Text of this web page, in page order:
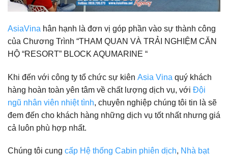
AsiaVina hân hạnh là đơn vị góp phần vào sự thành công
của Chương Trình “THAM QUAN VÀ TRẢI NGHIỆM CĂN
HỘ “RESORT” BLOCK AQUMARINE “
Khi đến với công ty tổ chức sự kiên Asia Vina quý khách
hàng hoàn toàn yên tâm về chất lượng dịch vụ, với Đội
ngũ nhân viên nhiệt tình, chuyên nghiệp chúng tôi tin là sẽ
đem đến cho khách hàng những dịch vụ tốt nhất nhưng giá
cả luôn phù hợp nhất.
Chúng tôi cung cấp Hệ thống Cabin phiên dịch, Nhà bạt